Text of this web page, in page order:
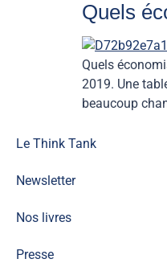
Quels
Quels
2019. Une
beaucoup
Le Think Tank
Newsletter
Nos livres
Presse